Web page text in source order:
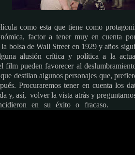
como esta que tiene como
factor a tener muy en cuenta
bolsa de Wall Street en 1929 y años
alusión crítica y política a la
film pueden favorecer al
destilan algunos personajes que,
Procuraremos tener en cuenta los
y, así, volver la vista atrás y
en su éxito o fracaso.